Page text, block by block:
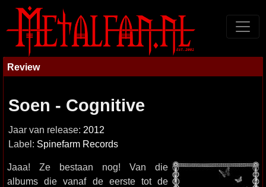
Review
Soen - Cognitive
Jaar van release: 2012
Label: Spinefarm Records
Jaaa! Ze bestaan nog! Van die
albums die vanaf de eerste tot de